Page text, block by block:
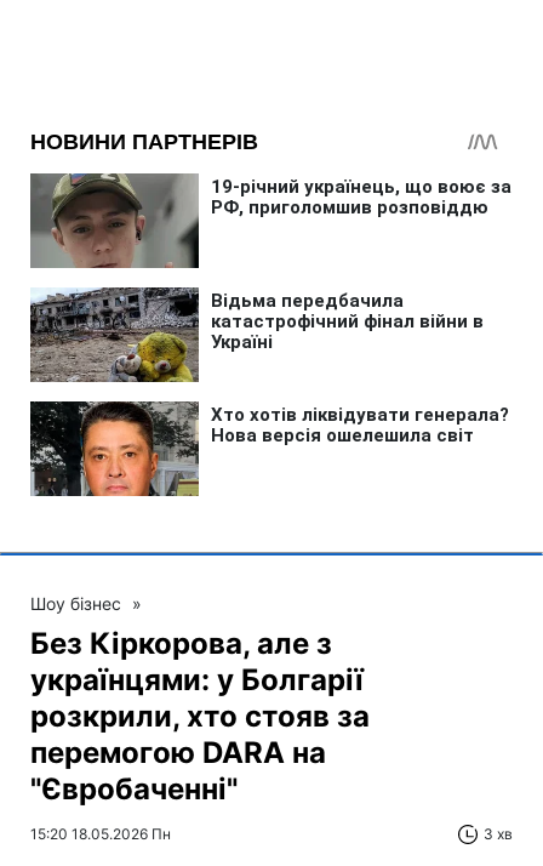
Шоу бізнес »
Без Кіркорова, але з
українцями: у Болгарії
розкрили, хто стояв за
перемогою DARA на
"Євробаченні"
15:20 18.05.2026 Пн 3 хв